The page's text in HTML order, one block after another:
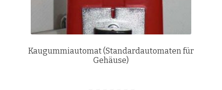
Kaugummiautomat (Standardautomaten für
Gehäuse)